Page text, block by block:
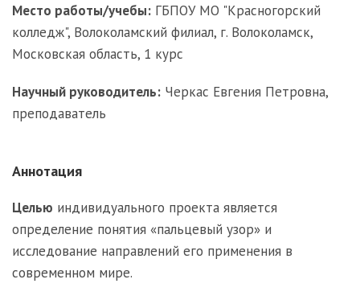
Место работы/учебы: ГБПОУ МО "Красногорский
колледж", Волоколамский филиал, г. Волоколамск,
Московская область, 1 курс
Научный руководитель: Черкас Евгения Петровна,
преподаватель
Аннотация
Целью индивидуального проекта является
определение понятия «пальцевый узор» и
исследование направлений его применения в
современном мире.